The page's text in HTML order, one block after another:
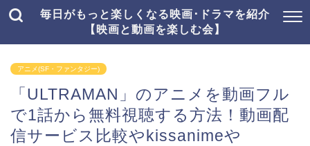
毎日がもっと楽しくなる映画･ドラマを紹介
【映画と動画を楽しむ会】
アニメ(SF・ファンタジー)
「ULTRAMAN」のアニメを動画フル
で1話から無料視聴する方法！動画配
信サービス比較やkissanimeや